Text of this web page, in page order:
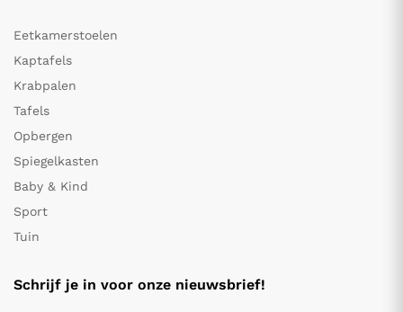
Eetkamerstoelen
Kaptafels
Krabpalen
Tafels
Opbergen
Spiegelkasten
Baby & Kind
Sport
Tuin
Schrijf je in voor onze nieuwsbrief!